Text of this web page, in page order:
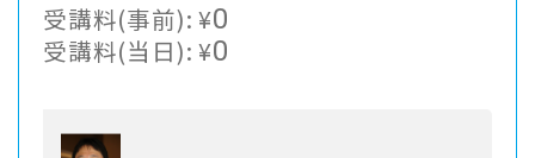
受講料(事前):¥0
受講料(当日):¥0